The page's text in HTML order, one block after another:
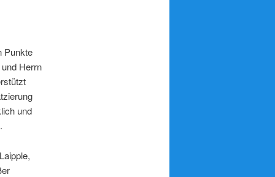
Punkte
Herrn
und